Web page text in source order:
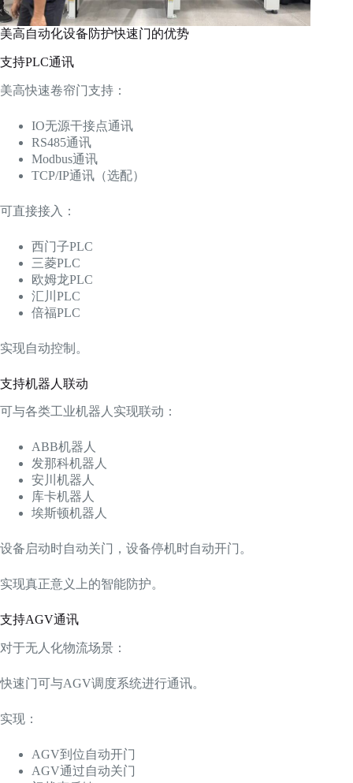
美高自动化设备防护快速门的优势
支持PLC通讯
美高快速卷帘门支持：
IO无源干接点通讯
RS485通讯
Modbus通讯
TCP/IP通讯（选配）
可直接接入：
西门子PLC
三菱PLC
欧姆龙PLC
汇川PLC
倍福PLC
实现自动控制。
支持机器人联动
可与各类工业机器人实现联动：
ABB机器人
发那科机器人
安川机器人
库卡机器人
埃斯顿机器人
设备启动时自动关门，设备停机时自动开门。
实现真正意义上的智能防护。
支持AGV通讯
对于无人化物流场景：
快速门可与AGV调度系统进行通讯。
实现：
AGV到位自动开门
AGV通过自动关门